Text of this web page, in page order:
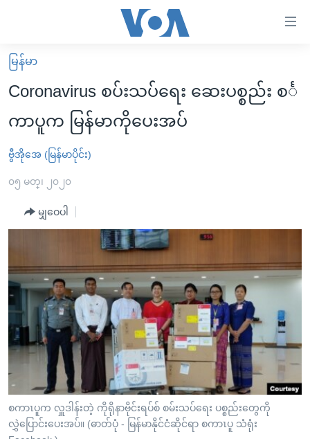
လွယ်ကူ
စေ
များ
ပင်မ
ရန်
ပင်မ
အ
ညွန်း
စာမျက်နှာ
ကျော်
ကြည့်
ရန်
မူလစာမျက်နှာ
မြန်မာ
ကမ္ဘာ့သတင်းများ
နိုင်ငံတကာ
အစ္စရေး-ပါလက်စတိုင်း
ဗွီဒီယို
အင်္ဂလိပ်စာလေ့လာမယ်
အမေရိကန်သုံးအီဒီယံ
မကြေးမုံရဲ့ အင်္ဂလိပ်စာ
ရုပ်ရှင်ထဲက အင်္ဂလိပ်စာ
သုတပဒေသာ အင်္ဂလိပ်စာ
အပတ်စဉ်ကဏ္ဍများ
ရေဒီယို
တီဗွီ
ရေဒီယိုနှင့်ရုပ်သံ အချက်အလက်များ
ရေဒီယို/တီဗွီအစီအစဉ်
Learning English
ဗွီအိုအေ လူမှုကွန်ယက်များ
မြန်မာ
Coronavirus စပ်းသပ်ရေး ဆေးပစ္စည်း စင်္
ကာပူက မြန်မာကိုပေးအပ်
ဗွီအိုအေ (မြန်မာပိုင်း)
၀၅ မတ္၊ ၂၀၂၀
မျှဝေပါ
စကာၤပူက လှူဒါန်းတဲ့ ကိုရိုနာဗိုင်းရပ်စ် စမ်းသပ်ရေး ပစ္စည်းတွေကို
လွှဲပြောင်းပေးအပ်။ (ဓာတ်ပုံ - မြန်မာနိုင်ငံဆိုင်ရာ စကာၤပူ သံရုံး